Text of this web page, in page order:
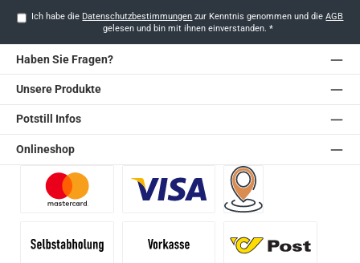
Ich habe die Datenschutzbestimmungen zur Kenntnis genommen und dieAGB
gelesen und bin mit ihnen einverstanden. *
Haben Sie Fragen?
Unsere Produkte
Potstill Infos
Onlineshop